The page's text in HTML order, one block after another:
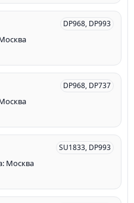
DP968, DP993
DP968, DP737
SU1833, DP993
Москва